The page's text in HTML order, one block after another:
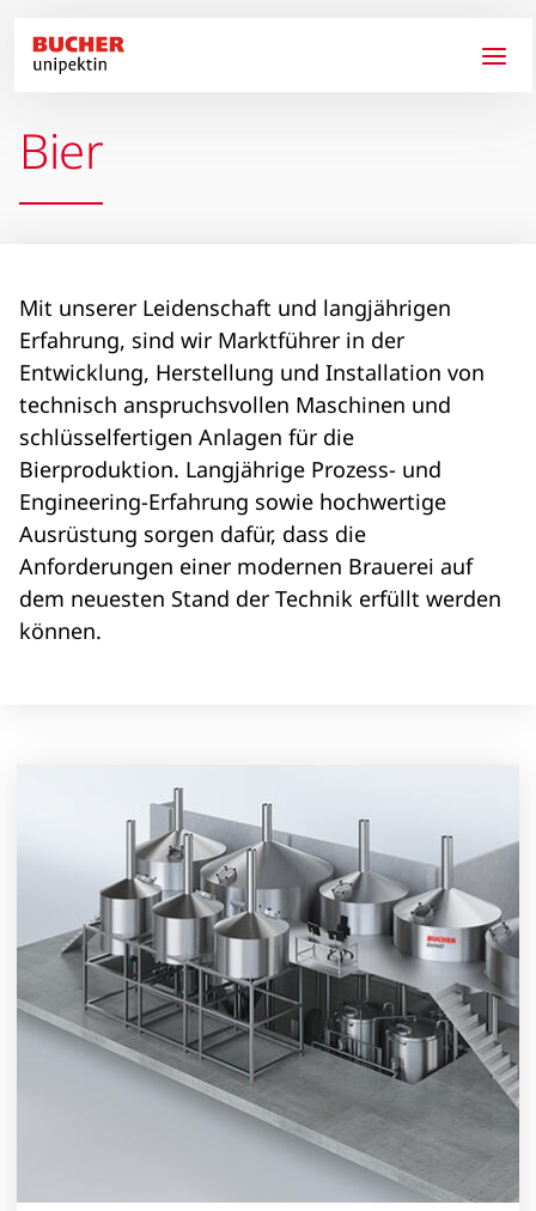
Bier
Mit unserer Leidenschaft und langjährigen
Erfahrung, sind wir Marktführer in der
Entwicklung, Herstellung und Installation von
technisch anspruchsvollen Maschinen und
schlüsselfertigen Anlagen für die
Bierproduktion. Langjährige Prozess- und
Engineering-Erfahrung sowie hochwertige
Ausrüstung sorgen dafür, dass die
Anforderungen einer modernen Brauerei auf
dem neuesten Stand der Technik erfüllt werden
können.